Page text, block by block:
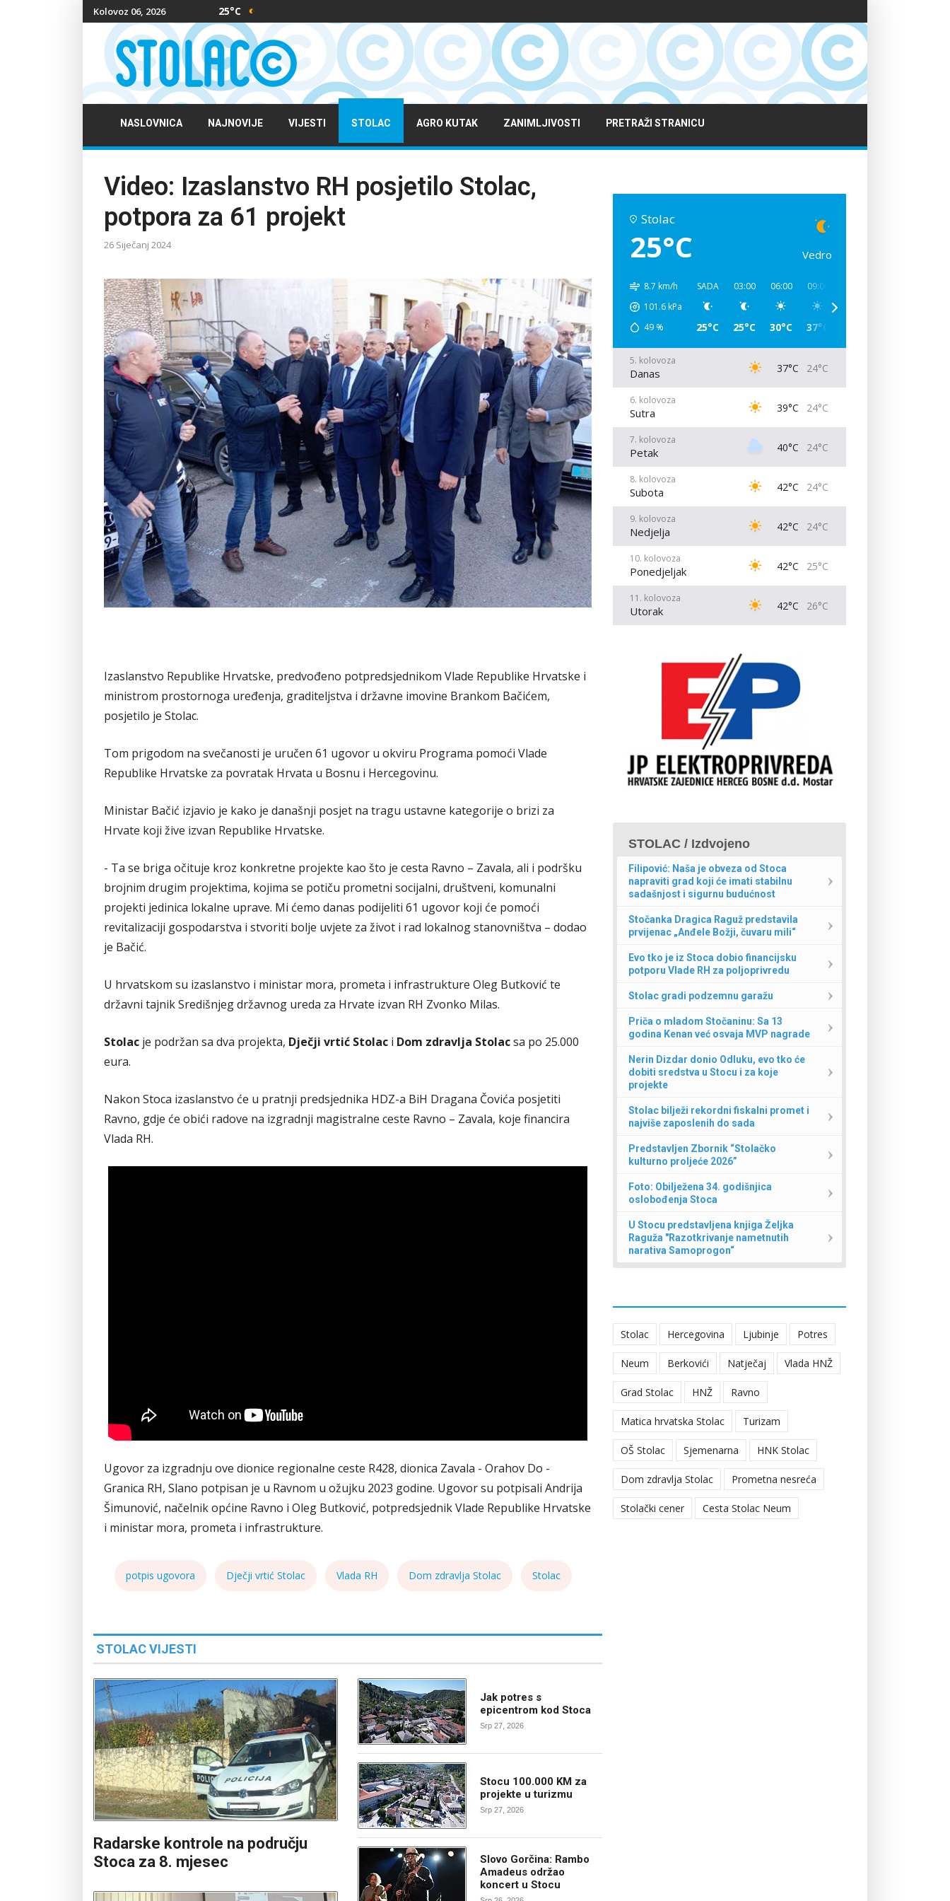
Kolovoz 06, 2026 25°C
NASLOVNICA NAJNOVIJE VIJESTI STOLAC AGRO KUTAK ZANIMLJIVOSTI PRETRAŽI STRANICU
Video: Izaslanstvo RH posjetilo Stolac,
potpora za 61 projekt
26 Siječanj 2024
Izaslanstvo Republike Hrvatske, predvođeno potpredsjednikom Vlade Republike Hrvatske i
ministrom prostornoga uređenja, graditeljstva i državne imovine Brankom Bačićem,
posjetilo je Stolac.
Tom prigodom na svečanosti je uručen 61 ugovor u okviru Programa pomoći Vlade
Republike Hrvatske za povratak Hrvata u Bosnu i Hercegovinu.
Ministar Bačić izjavio je kako je današnji posjet na tragu ustavne kategorije o brizi za
Hrvate koji žive izvan Republike Hrvatske.
- Ta se briga očituje kroz konkretne projekte kao što je cesta Ravno – Zavala, ali i podršku
brojnim drugim projektima, kojima se potiču prometni socijalni, društveni, komunalni
projekti jedinica lokalne uprave. Mi ćemo danas podijeliti 61 ugovor koji će pomoći
revitalizaciji gospodarstva i stvoriti bolje uvjete za život i rad lokalnog stanovništva – dodao
je Bačić.
U hrvatskom su izaslanstvo i ministar mora, prometa i infrastrukture Oleg Butković te
državni tajnik Središnjeg državnog ureda za Hrvate izvan RH Zvonko Milas.
Stolac je podržan sa dva projekta, Dječji vrtić Stolac i Dom zdravlja Stolacsa po 25.000
eura.
Nakon Stoca izaslanstvo će u pratnji predsjednika HDZ-a BiH Dragana Čovića posjetiti
Ravno, gdje će obići radove na izgradnji magistralne ceste Ravno – Zavala, koje financira
Vlada RH.
Ugovor za izgradnju ove dionice regionalne ceste R428, dionica Zavala - Orahov Do -
Granica RH, Slano potpisan je u Ravnom u ožujku 2023 godine. Ugovor su potpisali Andrija
Šimunović, načelnik općine Ravno i Oleg Butković, potpredsjednik Vlade Republike Hrvatske
i ministar mora, prometa i infrastrukture.
potpis ugovora Dječji vrtić Stolac Vlada RH Dom zdravlja Stolac Stolac
STOLAC VIJESTI
Radarske kontrole na području
Stoca za 8. mjesec
Jak potres s
epicentrom kod Stoca
Srp 27, 2026
Stocu 100.000 KM za
projekte u turizmu
Srp 27, 2026
Slovo Gorčina: Rambo
Amadeus održao
koncert u Stocu
Stolac
25°C Vedro
8.7 km/h
101.6kPa
49 %
SADA
25°C
03:00
25°C
06:00
30°C
09:00
37°C
5. kolovoza
Danas 37°C 24°C
6. kolovoza
Sutra 39°C 24°C
7. kolovoza
Petak 40°C 24°C
8. kolovoza
Subota 42°C 24°C
9. kolovoza
Nedjelja 42°C 24°C
10. kolovoza
Ponedjeljak 42°C 25°C
11. kolovoza
Utorak 42°C 26°C
STOLAC / Izdvojeno
Filipović: Naša je obveza od Stoca
napraviti grad koji će imati stabilnu
sadašnjost i sigurnu budućnost
Stočanka Dragica Raguž predstavila
prvijenac „Anđele Božji, čuvaru mili“
Evo tko je iz Stoca dobio financijsku
potporu Vlade RH za poljoprivredu
Stolac gradi podzemnu garažu
Priča o mladom Stočaninu: Sa 13
godina Kenan već osvaja MVP nagrade
Nerin Dizdar donio Odluku, evo tko će
dobiti sredstva u Stocu i za koje
projekte
Stolac bilježi rekordni fiskalni promet i
najviše zaposlenih do sada
Predstavljen Zbornik “Stolačko
kulturno proljeće 2026”
Foto: Obilježena 34. godišnjica
oslobođenja Stoca
U Stocu predstavljena knjiga Željka
Raguža "Razotkrivanje nametnutih
narativa Samoprogon“
Stolac Hercegovina Ljubinje Potres
Neum Berkovići Natječaj Vlada HNŽ
Grad Stolac HNŽ Ravno
Matica hrvatska Stolac Turizam
OŠ Stolac Sjemenarna HNK Stolac
Dom zdravlja Stolac Prometna nesreća
Stolački cener Cesta Stolac Neum